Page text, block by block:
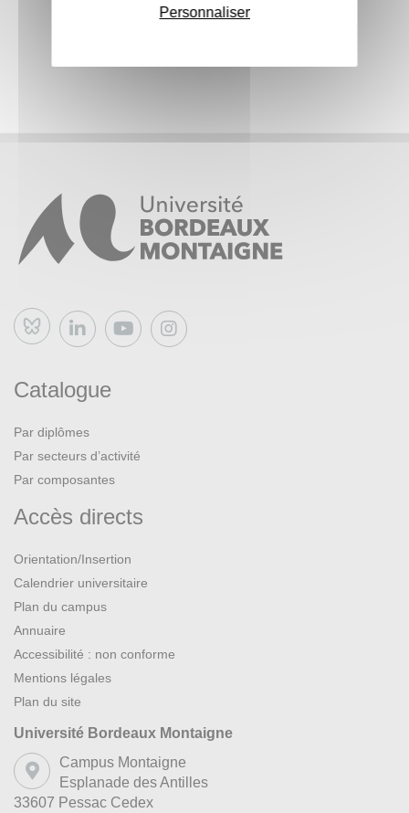
Bluesky
Catalogue
Par diplômes
Par secteurs d’activité
Par composantes
Accès directs
Orientation/Insertion
Calendrier universitaire
Plan du campus
Annuaire
Accessibilité : non conforme
Mentions légales
Plan du site
Université Bordeaux Montaigne
Campus Montaigne
Esplanade des Antilles
33607 Pessac Cedex
Personnaliser